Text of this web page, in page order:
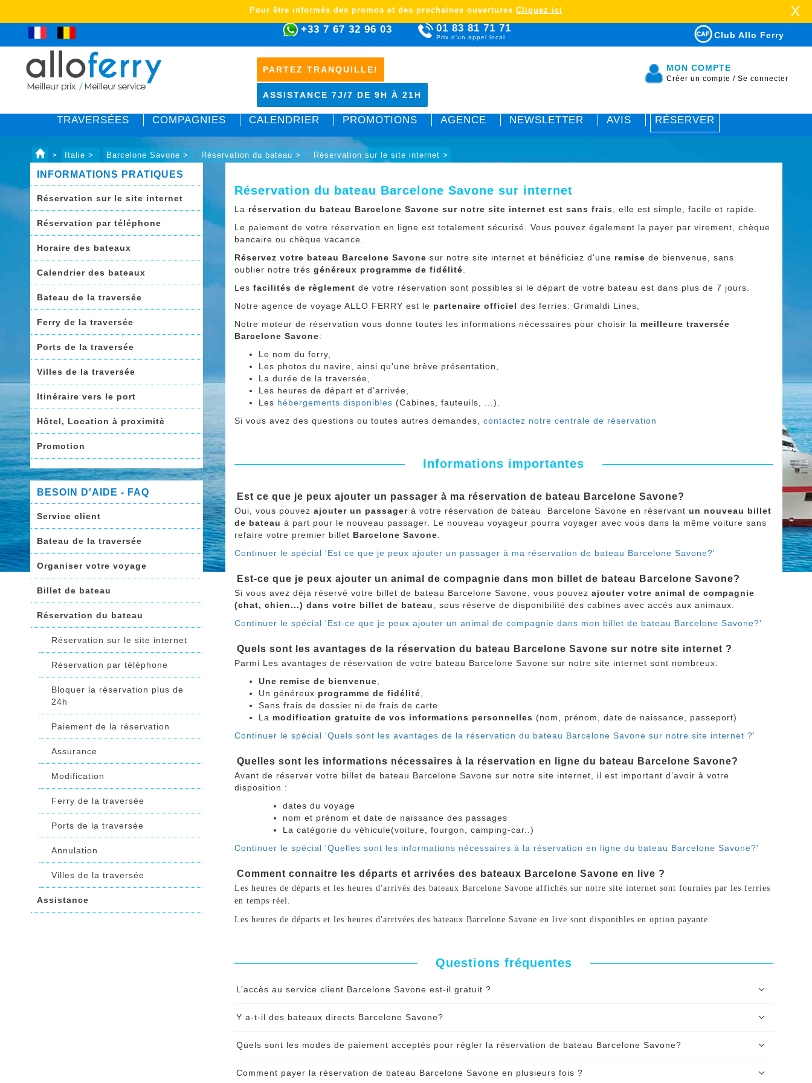
+33 7 67 32 96 03 01 83 81 71 71
Prix d'un appel local Club Allo Ferry
PARTEZ TRANQUILLE!
ASSISTANCE 7J/7 DE 9H À 21H
MON COMPTE
Créer un compte / Se connecter
TRAVERSÉES COMPAGNIES CALENDRIER PROMOTIONS AGENCE NEWSLETTER AVIS RÉSERVER
Pour être informés des promos et des prochaines ouvertures Cliquez ici X
> Italie > Barcelone Savone > Réservation du bateau > Réservation sur le site internet >
INFORMATIONS PRATIQUES
Réservation sur le site internet
Réservation par téléphone
Horaire des bateaux
Calendrier des bateaux
Bateau de la traversée
Ferry de la traversée
Ports de la traversée
Villes de la traversée
Itinéraire vers le port
Hôtel, Location à proximitè
Promotion
BESOIN D'AIDE - FAQ
Service client
Bateau de la traversée
Organiser votre voyage
Billet de bateau
Réservation du bateau
Réservation sur le site internet
Réservation par téléphone
Bloquer la réservation plus de
24h
Paiement de la réservation
Assurance
Modification
Ferry de la traversée
Ports de la traversée
Annulation
Villes de la traversée
Assistance
Réservation du bateau Barcelone Savone sur internet
La réservation du bateau Barcelone Savone sur notre site internet est sans frais
, elle est simple, facile et rapide.
Le paiement de votre réservation en ligne est totalement sécurisé. Vous pouvez également la payer par virement, chèque
bancaire ou chèque vacance.
Réservez votre bateau Barcelone Savone sur notre site internet et bénéficiez d'une remise de bienvenue, sans
oublier notre trésgénéreux programme de fidélité
Lesfacilités de règlement de votre réservation sont possibles si le départ de votre bateau est dans plus de 7 jours.
Notre agence de voyage ALLO FERRY est le partenaire officiel des ferries: Grimaldi Lines,
Notre moteur de réservation vous donne toutes les informations nécessaires pour choisir la meilleure traversée
Barcelone Savone:
Le nom du ferry,
Les photos du navire, ainsi qu'une brève présentation,
La durée de la traversée,
Les heures de départ et d'arrivée,
Les hébergements disponibles (Cabines, fauteuils, ...).
Si vous avez des questions ou toutes autres demandes,contactez notre centrale de réservation
Informations importantes
Est ce que je peux ajouter un passager à ma réservation de bateau Barcelone Savone?
Oui, vous pouvezajouter un passager à votre réservation de bateau Barcelone Savone en réservantun nouveau billet
de bateau à part pour le nouveau passager. Le nouveau voyageur pourra voyager avec vous dans la même voiture sans
refaire votre premier billet Barcelone Savone
Continuer le spécial 'Est ce que je peux ajouter un passager à ma réservation de bateau Barcelone Savone?'
Est-ce que je peux ajouter un animal de compagnie dans mon billet de bateau Barcelone Savone?
Si vous avez déja réservé votre billet de bateau Barcelone Savone, vous pouvezajouter votre animal de compagnie
(chat, chien...) dans votre billet de bateau
, sous réserve de disponibilité des cabines avec accés aux animaux.
Continuer le spécial 'Est-ce que je peux ajouter un animal de compagnie dans mon billet de bateau Barcelone Savone?'
Quels sont les avantages de la réservation du bateau Barcelone Savone sur notre site internet ?
Parmi Les avantages de réservation de votre bateau Barcelone Savone sur notre site internet sont nombreux:
Une remise de bienvenue
Un généreux programme de fidélité
Sans frais de dossier ni de frais de carte
La modification gratuite de vos informations personnelles (nom, prénom, date de naissance, passeport)
Continuer le spécial 'Quels sont les avantages de la réservation du bateau Barcelone Savone sur notre site internet ?'
Quelles sont les informations nécessaires à la réservation en ligne du bateau Barcelone Savone?
Avant de réserver votre billet de bateau Barcelone Savone sur notre site internet, il est important d’avoir à votre
disposition :
dates du voyage
nom et prénom et date de naissance des passages
La catégorie du véhicule(voiture, fourgon, camping-car..)
Continuer le spécial 'Quelles sont les informations nécessaires à la réservation en ligne du bateau Barcelone Savone?'
Comment connaitre les départs et arrivées des bateaux Barcelone Savone en live ?
Les heures de départs et les heures d'arrivés des bateaux Barcelone Savone affichés sur notre site internet sont fournies par les ferries
en temps réel.
Les heures de départs et les heures d'arrivées des bateaux Barcelone Savone en live sont disponibles en option payante.
Questions fréquentes
L’accès au service client Barcelone Savone est-il gratuit ?
whatsapp pendant les heures d'ouverture de l'agence et par mail 24h/24
Continuer le spécial 'L’accès au service client Barcelone Savone est-il gratuit ?'
Y a-t-il des bateaux directs Barcelone Savone?
traversées affichées lors de vos recherches.
Continuer le spécial 'Y a-t-il des bateaux directs Barcelone Savone?'
Quels sont les modes de paiement acceptés pour régler la réservation de bateau Barcelone Savone?
Mastercard, Maestro .Le paiement est totalement sécurisé. Vous pouvez également le régler par
Comment payer la réservation de bateau Barcelone Savone en plusieurs fois ?